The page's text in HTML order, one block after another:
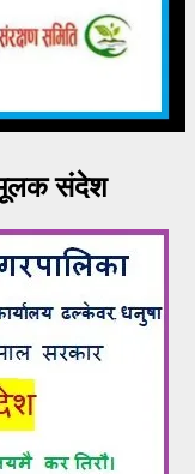
संदेश